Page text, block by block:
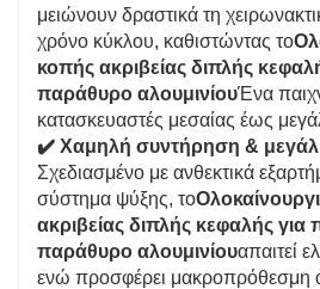
μειώνουν δραστικά τη
χρόνο κύκλου, καθιστώντας το
κοπής ακριβείας διπλής
παράθυρο αλουμινίουΈνα
κατασκευαστές μεσαίας έως
✔️ Χαμηλή συντήρηση &
Σχεδιασμένο με ανθεκτικά
σύστημα ψύξης, το
ακριβείας διπλής κεφαλής για
παράθυρο αλουμινίουαπαιτεί
ενώ προσφέρει μακροπρόθεσμη